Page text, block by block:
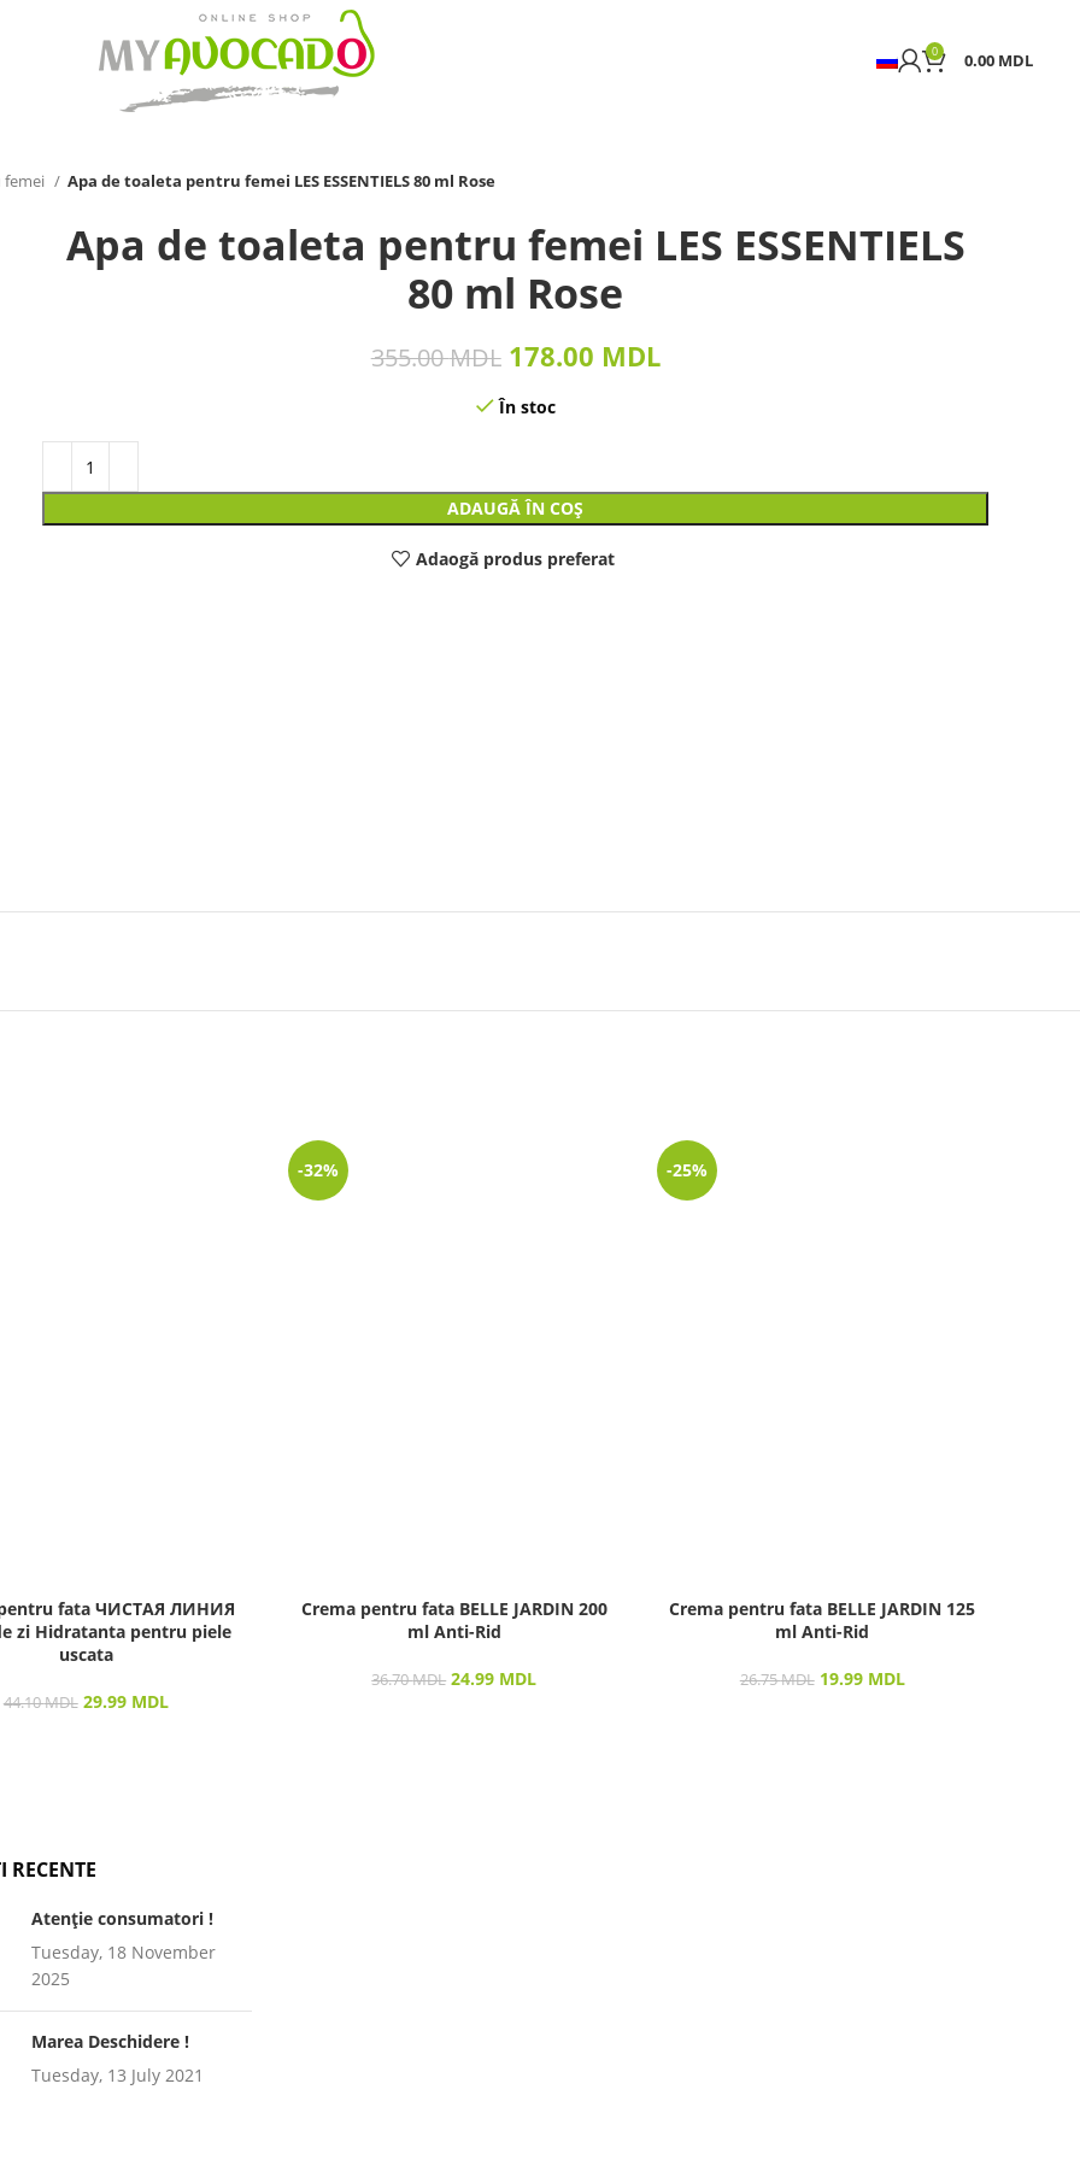
0 0.00 MDL
femei Apa de toaleta pentru femei LES ESSENTIELS 80 ml Rose
Apa de toaleta pentru femei LES ESSENTIELS
80 ml Rose
355.00MDL 178.00 MDL
În stoc
ADAUGĂ ÎN COȘ
Adaogă produs preferat
fata ЧИСТАЯ ЛИНИЯ
zi Hidratanta pentru piele
uscata
44.10MDL 29.99 MDL
-32%
Crema pentru fata BELLE JARDIN 200
ml Anti-Rid
36.70MDL 24.99 MDL
-25%
Crema pentru fata BELLE JARDIN 125
ml Anti-Rid
26.75MDL 19.99 MDL
RECENTE
Atenție consumatori !
Tuesday, 18 November
2025
Marea Deschidere !
Tuesday, 13 July 2021